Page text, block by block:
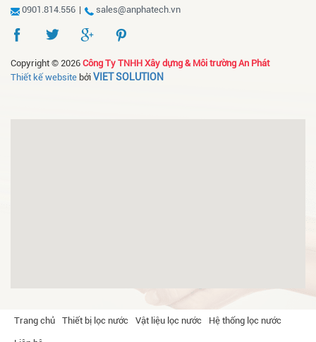
0901.814.556 | sales@anphatech.vn
Copyright © 2026 Công Ty TNHH Xây dựng & Môi trường An Phát
Thiết kế website bởi VIET SOLUTION
Trang chủ Thiết bị lọc nước Vật liệu lọc nước Hệ thống lọc nước